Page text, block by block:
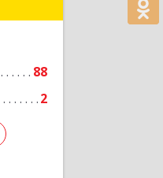
88
2